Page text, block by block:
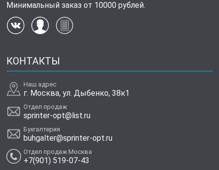
Минимальный заказ от 10000 рублей.
КОНТАКТЫ
Наш адрес
г. Москва, ул. Дыбенко, 38к1
Отдел продаж
sprinter-opt@list.ru
Бухгалтерия
buhgalter@sprinter-opt.ru
Отдел продаж Москва
+7(901) 519-07-43